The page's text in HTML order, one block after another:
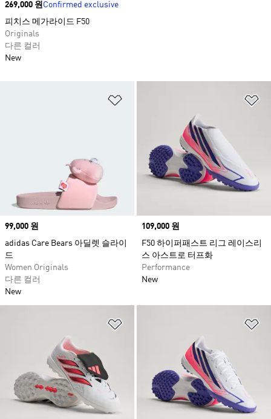
Price
99,000 원
adidas Care Bears 아딜렛 슬라이
드
Women Originals
다른 컬러
New
Price
109,000 원
F50 하이퍼패스트 리그 레이스리
스 아스트로 터프화
Performance
New
Price
269,000 원Confirmed exclusive
피치스 메가라이드 F50
Originals
다른 컬러
New